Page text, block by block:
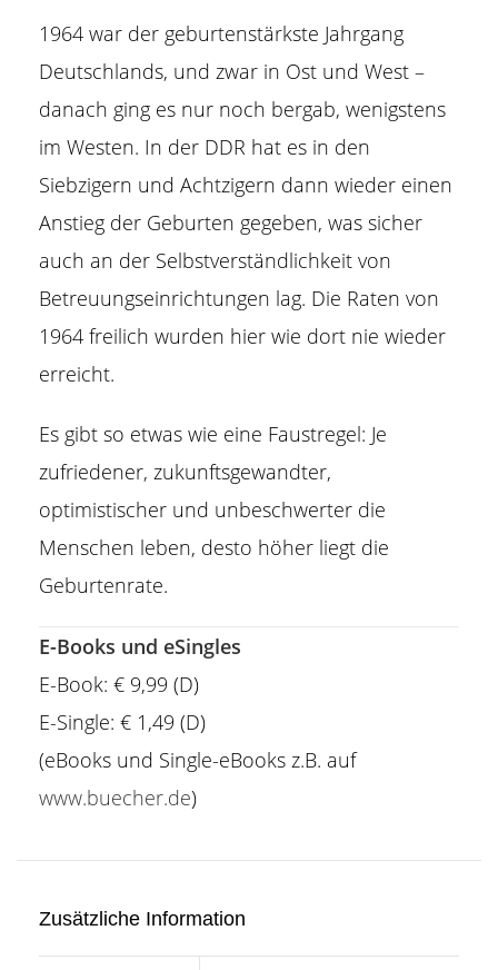
1964 war der geburtenstärkste Jahrgang
Deutschlands, und zwar in Ost und West –
danach ging es nur noch bergab, wenigstens
im Westen. In der DDR hat es in den
Siebzigern und Achtzigern dann wieder einen
Anstieg der Geburten gegeben, was sicher
auch an der Selbstverständlichkeit von
Betreuungseinrichtungen lag. Die Raten von
1964 freilich wurden hier wie dort nie wieder
erreicht.
Es gibt so etwas wie eine Faustregel: Je
zufriedener, zukunftsgewandter,
optimistischer und unbeschwerter die
Menschen leben, desto höher liegt die
Geburtenrate.
E-Books und eSingles
E-Book: € 9,99 (D)
E-Single: € 1,49 (D)
(eBooks und Single-eBooks z.B. auf
www.buecher.de)
Zusätzliche Information